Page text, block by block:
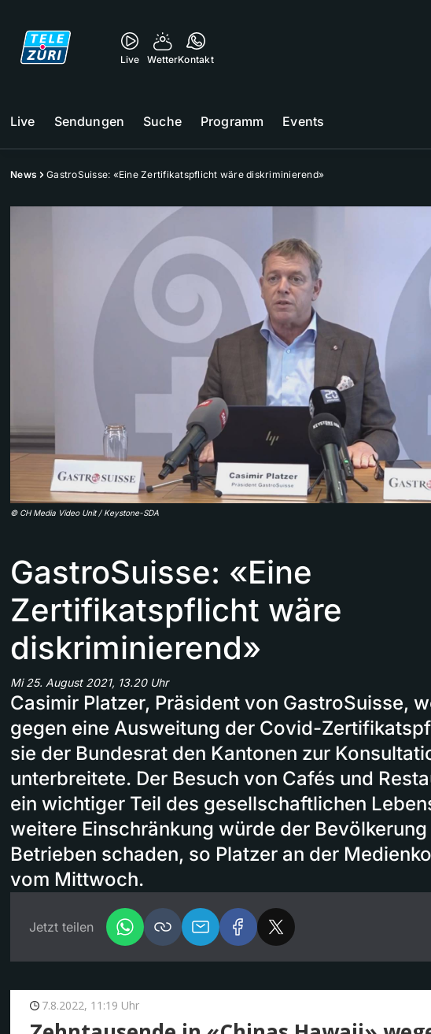
Live WetterKontakt
Live Sendungen Suche Programm Events
News GastroSuisse: «Eine Zertifikatspflicht wäre diskriminierend»
© CH Media Video Unit / Keystone-SDA
GastroSuisse: «Eine
Zertifikatspflicht wäre
diskriminierend»
Mi 25. August 2021, 13.20 Uhr
Casimir Platzer, Präsident von GastroSuisse,
gegen eine Ausweitung der Covid-
sie der Bundesrat den Kantonen zur
unterbreitete. Der Besuch von Cafés und
ein wichtiger Teil des gesellschaftlichen
weitere Einschränkung würde der Bevölkerung
Betrieben schaden, so Platzer an der
vom Mittwoch.
Jetzt teilen